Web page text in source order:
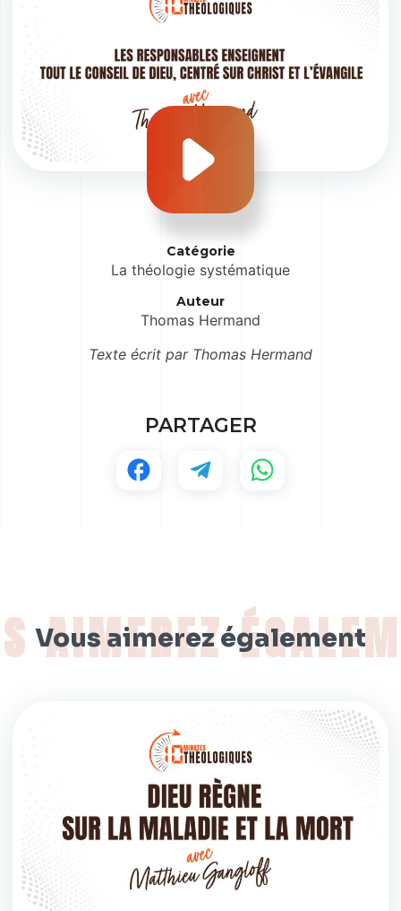
Catégorie
La théologie systématique
Auteur
Thomas Hermand
Texte écrit par Thomas Hermand
PARTAGER
Vous aimerez également